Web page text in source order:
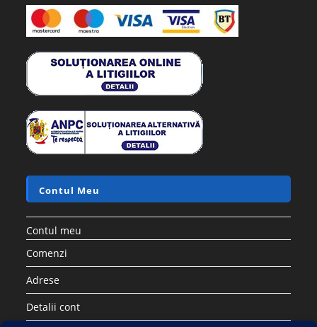
Contul Meu
Contul meu
Comenzi
Adrese
Detalii cont